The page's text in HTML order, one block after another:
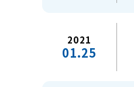
2021
01.25